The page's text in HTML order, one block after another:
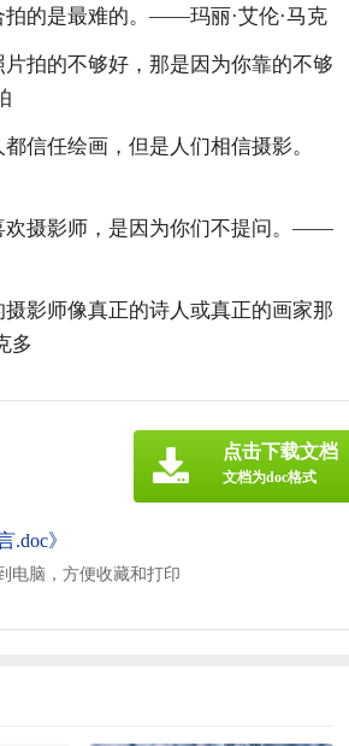
拍的是最难的。——玛丽·艾伦·马克
拍的不够好，那是因为你靠的不够
信任绘画，但是人们相信摄影。
欢摄影师，是因为你们不提问。——
影师像真正的诗人或真正的画家那
多
.doc》
电脑，方便收藏和打印
点击下载文档
文档为doc格式